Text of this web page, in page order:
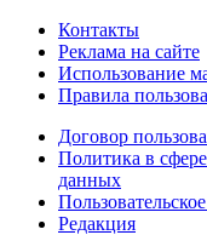
Контакты
Реклама на сайте
Использование
Правила
Договор
Политика в
данных
Редакция